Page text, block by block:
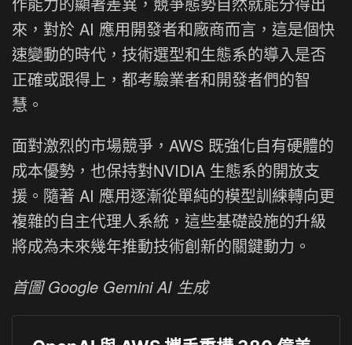
來，對於 AI 應用開發者和廠商而言，這是個快
速變動的時代，技術選型和生態系的導入是否
正確或跟得上，都考驗業者和開發者們的智
慧。
面對激烈的市場競爭，AWS 既強化自有硬體的
成本優勢，也保持對NVIDIA 生態系的開放支
援。隨著 AI 應用逐漸從單純的模型訓練轉向更
複雜的自主代理人系統，這些基礎設施的升級
將成為未來幾年推動技術創新的關鍵動力。
首圖 Google Gemini AI 生成